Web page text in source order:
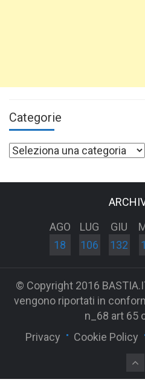
Categorie
Categorie
AGO
18
LUG
106
GIU
132
© Copyright 2016
vengono riportati in
n_68 art 65
Privacy
Cookie Policy